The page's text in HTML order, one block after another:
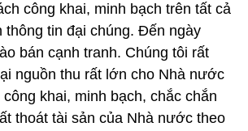
công khai, minh bạch trên tất cả
thông tin đại chúng. Đến ngày
bán cạnh tranh. Chúng tôi rất
nguồn thu rất lớn cho Nhà nước
khai, minh bạch, chắc chắn
thoát tài sản của Nhà nước theo